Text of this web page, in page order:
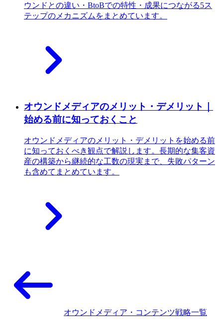
ウンドとの違い・BtoBでの特性・成果につながる5ス
テップのメカニズムをまとめています。
オウンドメディアのメリット・デメリット｜
始める前に知っておくこと
オウンドメディアのメリット・デメリットを始める前
に知っておくべき観点で解説します。長期的な集客資
産の構築から継続的な工数の現実まで、失敗パターン
も含めてまとめています。
オウンドメディア・コンテンツ戦略一覧